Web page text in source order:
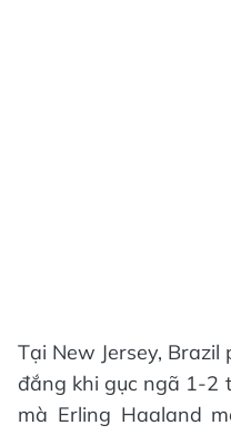
Tại New Jersey,
đắng khi gục ngã 1-2
mà Erling Haaland